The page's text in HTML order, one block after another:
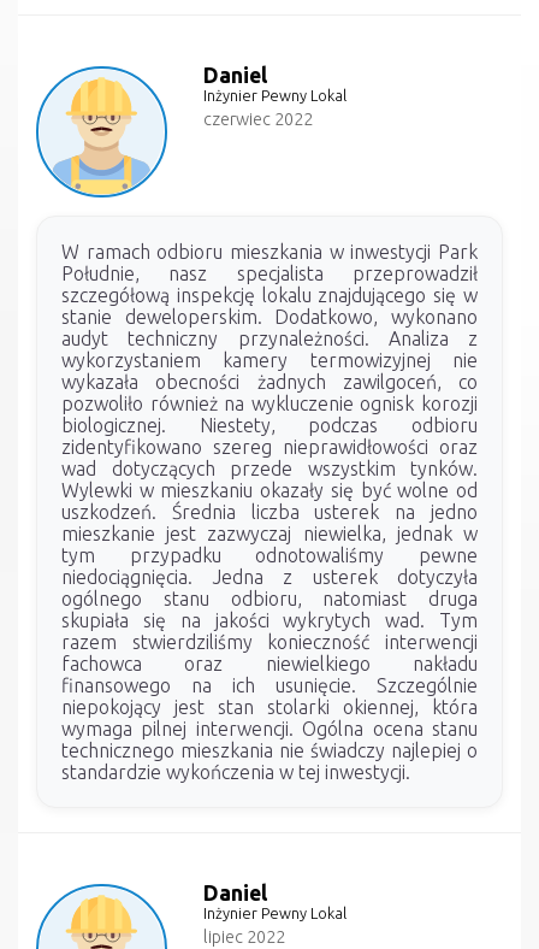
Daniel
Inżynier Pewny Lokal
czerwiec 2022
W ramach odbioru mieszkania w inwestycji Park
Południe, nasz specjalista przeprowadził
szczegółową inspekcję lokalu znajdującego się w
stanie deweloperskim. Dodatkowo, wykonano
audyt techniczny przynależności. Analiza z
wykorzystaniem kamery termowizyjnej nie
wykazała obecności żadnych zawilgoceń, co
pozwoliło również na wykluczenie ognisk korozji
biologicznej. Niestety, podczas odbioru
zidentyfikowano szereg nieprawidłowości oraz
wad dotyczących przede wszystkim tynków.
Wylewki w mieszkaniu okazały się być wolne od
uszkodzeń. Średnia liczba usterek na jedno
mieszkanie jest zazwyczaj niewielka, jednak w
tym przypadku odnotowaliśmy pewne
niedociągnięcia. Jedna z usterek dotyczyła
ogólnego stanu odbioru, natomiast druga
skupiała się na jakości wykrytych wad. Tym
razem stwierdziliśmy konieczność interwencji
fachowca oraz niewielkiego nakładu
finansowego na ich usunięcie. Szczególnie
niepokojący jest stan stolarki okiennej, która
wymaga pilnej interwencji. Ogólna ocena stanu
technicznego mieszkania nie świadczy najlepiej o
standardzie wykończenia w tej inwestycji.
Daniel
Inżynier Pewny Lokal
lipiec 2022